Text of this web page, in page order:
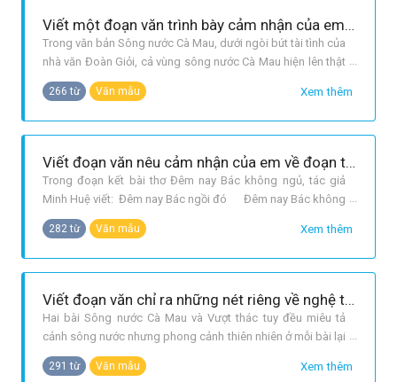
Viết một đoạn văn trình bày cảm nhận của em về vùng Cà Mau qua bài Sông nước Cà Mau.
Trong văn bản Sông nước Cà Mau, dưới ngòi bút tài tình của
nhà văn Đoàn Giỏi, cả vùng sông nước Cà Mau hiện lên thật
sinh động. Cảnh vật biến hoá, màu sắc biến hoá: màu xanh
lá mạ, màu xanh rêu, màu xanh chai lọ,... Những dòng sông,
kênh, rạch, rừng đước và cả khu chợ Năm Căn nữa hiện lên
vừa hùng v
Xem thêm
266 từ Văn mẫu
Viết đoạn văn nêu cảm nhận của em về đoạn thơ sau: Đêm nay… Hồ Chí Minh ( Đêm nay Bác không ngủ - Minh Huệ )
Trong đoạn kết bài thơ Đêm nay Bác không ngủ, tác giả
Minh Huệ viết: Đêm nay Bác ngồi đó Đêm nay Bác không
ngủ Vì một lẽ thường tình Bác là Hồ Chí Minh. Đoạn thơ
khiến lòng ta gợn lên câu hỏi: Tại sao Bác không ngủ lại là
Vì... Bác là Hồ Chí Minh? Có thể nói, trong suốt cuộc đời
hoạt động C
Xem thêm
282 từ Văn mẫu
Viết đoạn văn chỉ ra những nét riêng về nghệ thuật miêu tả trong hai văn bản Sông nước Cà Mau và Vượt thác.
Hai bài Sông nước Cà Mau và Vượt thác tuy đều miêu tả
cảnh sông nước nhưng phong cảnh thiên nhiên ở mỗi bài lại
có những nét riêng và nghệ thuật miêu tả của mỗi nhà văn
cũng vậy. Cảnh Sông nước Cà Mau có vẻ đẹp rộng lớn, hùng
Xem thêm
291 từ Văn mẫu